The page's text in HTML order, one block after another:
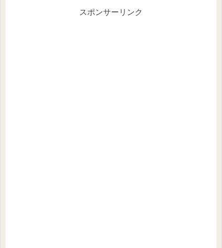
スポンサーリンク